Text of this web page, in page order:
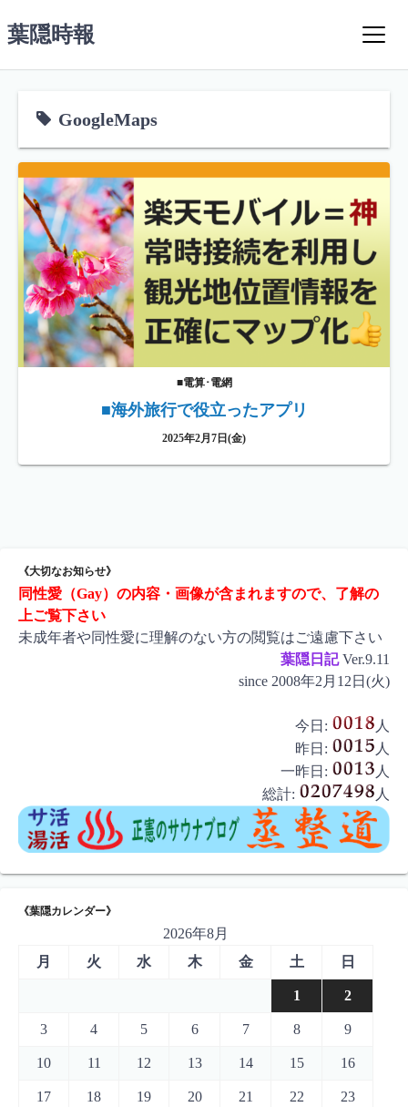
ン
ン
葉隠時報
GoogleMaps
■電算･電網
■海外旅行で役立ったアプリ
2025年2月7日(金)
《大切なお知らせ》
同性愛（Gay）の内容・画像が含まれますので、了解の
上ご覧下さい
未成年者や同性愛に理解のない方の閲覧はご遠慮下さい
葉隠日記Ver.9.11
since 2008年2月12日(火)
今日:
人
昨日:
人
一昨日:
人
総計:
人
《葉隠カレンダー》
2026年8月
月
火 水 木 金 土 日
1 2
3 4 5 6 7 8 9
10 11 12 13 14 15 16
17 18 19 20 21 22 23